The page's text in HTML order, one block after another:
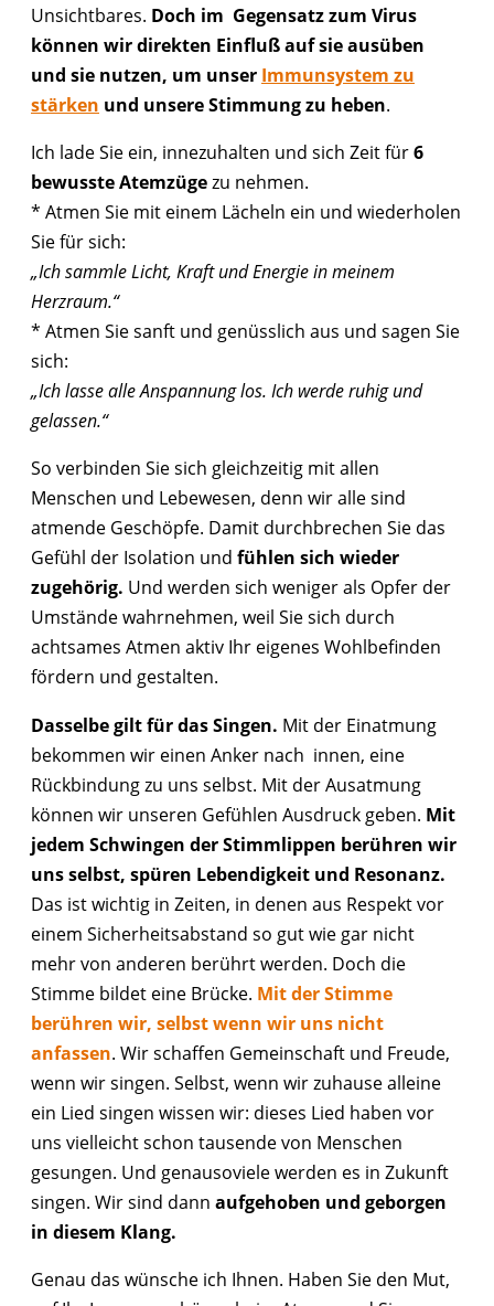
Unsichtbares. Doch im Gegensatz zum Virus
können wir direkten Einfluß auf sie ausüben
und sie nutzen, um unser Immunsystem zu
stärken und unsere Stimmung zu heben.
Ich lade Sie ein, innezuhalten und sich Zeit für6
bewusste Atemzügezu nehmen.
* Atmen Sie mit einem Lächeln ein und wiederholen
Sie für sich:
„Ich sammle Licht, Kraft und Energie in meinem
Herzraum.“
* Atmen Sie sanft und genüsslich aus und sagen Sie
sich:
„Ich lasse alle Anspannung los. Ich werde ruhig und
gelassen.“
So verbinden Sie sich gleichzeitig mit allen
Menschen und Lebewesen, denn wir alle sind
atmende Geschöpfe. Damit durchbrechen Sie das
Gefühl der Isolation und fühlen sich wieder
zugehörig. Und werden sich weniger als Opfer der
Umstände wahrnehmen, weil Sie sich durch
achtsames Atmen aktiv Ihr eigenes Wohlbefinden
fördern und gestalten.
Dasselbe gilt für das Singen. Mit der Einatmung
bekommen wir einen Anker nach innen, eine
Rückbindung zu uns selbst. Mit der Ausatmung
können wir unseren Gefühlen Ausdruck geben. Mit
jedem Schwingen der Stimmlippen berühren wir
uns selbst, spüren Lebendigkeit und Resonanz.
Das ist wichtig in Zeiten, in denen aus Respekt vor
einem Sicherheitsabstand so gut wie gar nicht
mehr von anderen berührt werden. Doch die
Stimme bildet eine Brücke. Mit der Stimme
berühren wir, selbst wenn wir uns nicht
anfassen. Wir schaffen Gemeinschaft und Freude,
wenn wir singen. Selbst, wenn wir zuhause alleine
ein Lied singen wissen wir: dieses Lied haben vor
uns vielleicht schon tausende von Menschen
gesungen. Und genausoviele werden es in Zukunft
singen. Wir sind dann aufgehoben und geborgen
in diesem Klang.
Genau das wünsche ich Ihnen. Haben Sie den Mut,